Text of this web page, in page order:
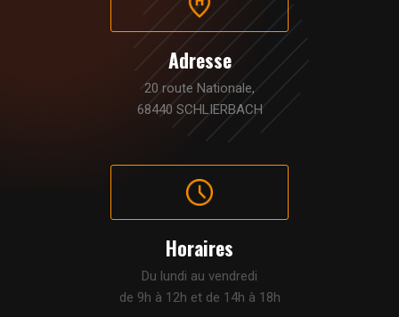
Adresse
20 route Nationale,
68440 SCHLIERBACH
Horaires
Du lundi au vendredi
de 9h à 12h et de 14h à 18h